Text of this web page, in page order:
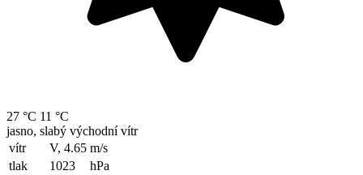
27 °C 11 °C
jasno, slabý východní vítr
vítr
V, 4.65 m/s
tlak
1023
hPa